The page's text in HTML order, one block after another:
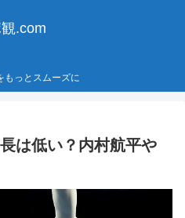
.com
もっとスムーズに
は低い？内村航平や